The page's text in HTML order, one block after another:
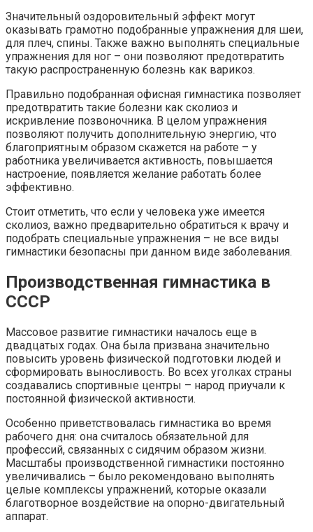
Значительный оздоровительный эффект могут
оказывать грамотно подобранные упражнения для шеи,
для плеч, спины. Также важно выполнять специальные
упражнения для ног – они позволяют предотвратить
такую распространенную болезнь как варикоз.
Правильно подобранная офисная гимнастика позволяет
предотвратить такие болезни как сколиоз и
искривление позвоночника. В целом упражнения
позволяют получить дополнительную энергию, что
благоприятным образом скажется на работе – у
работника увеличивается активность, повышается
настроение, появляется желание работать более
эффективно.
Стоит отметить, что если у человека уже имеется
сколиоз, важно предварительно обратиться к врачу и
подобрать специальные упражнения – не все виды
гимнастики безопасны при данном виде заболевания.
Производственная гимнастика в
СССР
Массовое развитие гимнастики началось еще в
двадцатых годах. Она была призвана значительно
повысить уровень физической подготовки людей и
сформировать выносливость. Во всех уголках страны
создавались спортивные центры – народ приучали к
постоянной физической активности.
Особенно приветствовалась гимнастика во время
рабочего дня: она считалось обязательной для
профессий, связанных с сидячим образом жизни.
Масштабы производственной гимнастики постоянно
увеличивались – было рекомендовано выполнять
целые комплексы упражнений, которые оказали
благотворное воздействие на опорно-двигательный
аппарат.